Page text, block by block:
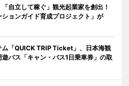
「自立して稼ぐ」観光起業家を創出！
ションガイド育成プロジェクト」が
ム「QUICK TRIP Ticket」、日本海観
バス「キャン・バス1日乗車券」の取